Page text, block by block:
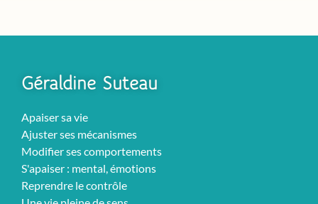
Géraldine Suteau
Apaiser sa vie
Ajuster ses mécanismes
Modifier ses comportements
S'apaiser : mental, émotions
Reprendre le contrôle